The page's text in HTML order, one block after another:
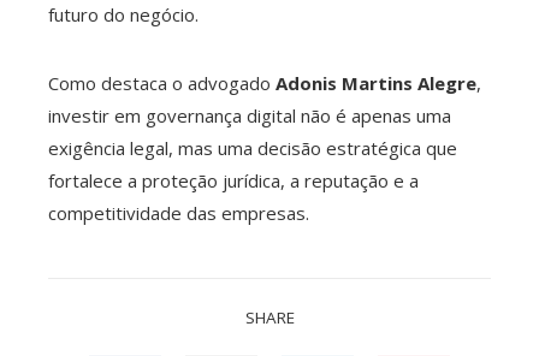
futuro do negócio.
Como destaca o advogado Adonis Martins Alegre,
investir em governança digital não é apenas uma
exigência legal, mas uma decisão estratégica que
fortalece a proteção jurídica, a reputação e a
competitividade das empresas.
SHARE